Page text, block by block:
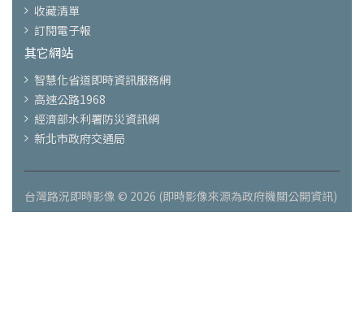
收藏清單
訂閱電子報
其它網站
智慧化省道即時資訊服務網
高速公路1968
經濟部水利署防災資訊網
新北市政府交通局
台灣路況即時影像 © 2026 (即時影像來源為政府機關公開資訊)